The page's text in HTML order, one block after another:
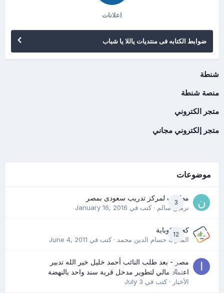
اعلانات
ضوابط الكتابه فى منتديات ياللا يا شباب
شنطة
منصة شنطة
متجر الكتروني
متجر إلكتروني مجاني
موضوعات
3
مطلوب لمركز تدريب سعودى بمصر
نرمين سالم· كتب في January 16, 2016
12
كعب كوباية
المدرب حسام الدين محمد· كتب في June 4, 2011
0
مصر - بعد طلب النائب أحمد خليل خير الله تدبير
اعتماد مالي لتطوير مدخل قرية سند واحد بالنهضة
الأخبار· كتب في July 3